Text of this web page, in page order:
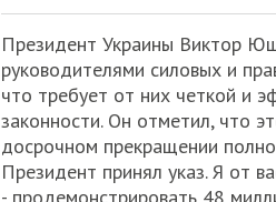
Президент Украины Виктор
руководителями силовых и
что требует от них четкой и
законности. Он отметил, что
досрочном прекращении
Президент принял указ. Я от